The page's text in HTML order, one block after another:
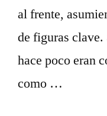
al frente,
de figuras
hace poco eran
como …